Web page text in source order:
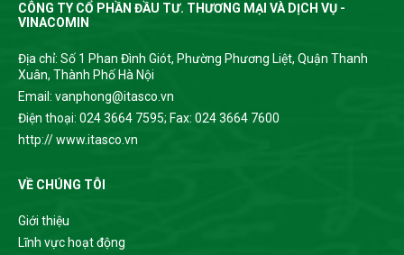
CÔNG TY CỔ PHẦN ĐẦU TƯ. THƯƠNG MẠI VÀ DỊCH VỤ -
VINACOMIN
Địa chỉ: Số 1 Phan Đình Giót, Phường Phương Liệt, Quận Thanh
Xuân, Thành Phố Hà Nội
Email: vanphong@itasco.vn
Điện thoại: 024 3664 7595; Fax: 024 3664 7600
http:// www.itasco.vn
VỀ CHÚNG TÔI
Giới thiệu
Lĩnh vực hoạt động